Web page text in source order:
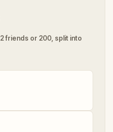
friends or 200, split into